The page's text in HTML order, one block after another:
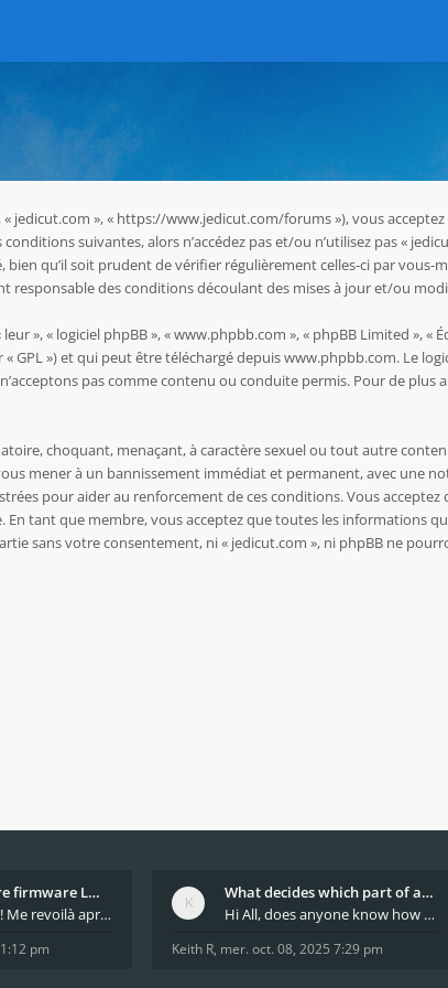
« jedicut.com », « https://www.jedicut.com/forums »), vous
suivantes, alors n’accédez pas et/ou n’utilisez pas «
qu’il soit prudent de vérifier régulièrement celles-ci par vous-
responsable des conditions découlant des mises à jour et/ou
», « logiciel phpBB », « www.phpbb.com », « phpBB Limited »,
« GPL ») et qui peut être téléchargé depuiswww.phpbb.com. Le
pas comme contenu ou conduite permis. Pour de
choquant, menaçant, à caractère sexuel ou tout autre
mener à un bannissement immédiat et permanent, avec une
pour aider au renforcement de ces conditions. Vous
tant que membre, vous acceptez que toutes les informations
sans votre consentement, ni « jedicut.com », ni phpBB ne
Différence entre firmware LMFAO_V4_8_0 et du GRBL
Bonjour à tous ! Me revoilà après 5 ans de pause
pm
What decides which part of an airfoil is the extra
Hi All, does anyone know how Jedicut decides which
Keith R, mer. oct. 08, 2025 7:29 pm